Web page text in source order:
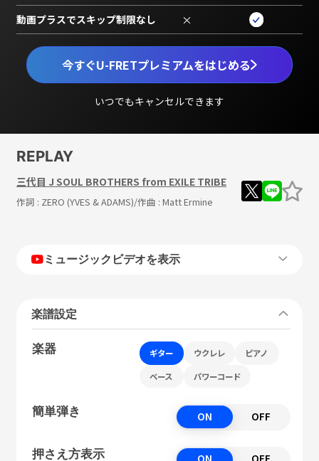
今すぐU-FRETプレミアムをはじめる
いつでもキャンセルできます
動画プラスでスキップ制限なし ×
REPLAY
三代目 J SOUL BROTHERS from EXILE TRIBE
作詞 : ZERO (YVES & ADAMS)/作曲 : Matt Ermine
ミュージックビデオを表示
楽譜設定
楽器 ギター ウクレレ ピアノ
ベース パワーコード
簡単弾き ON OFF
押さえ方表示